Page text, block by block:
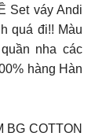
Set váy Andi
quá đi!! Màu
nha các
hàng Hàn
BG COTTON